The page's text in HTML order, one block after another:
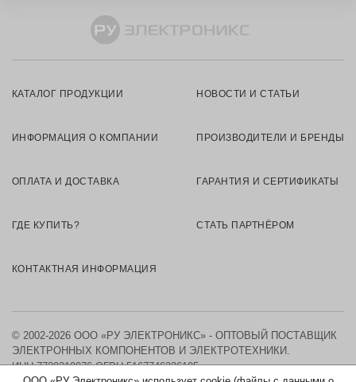
КАТАЛОГ ПРОДУКЦИИ НОВОСТИ И СТАТЬИ
ИНФОРМАЦИЯ О КОМПАНИИ ПРОИЗВОДИТЕЛИ И БРЕНДЫ
ОПЛАТА И ДОСТАВКА ГАРАНТИЯ И СЕРТИФИКАТЫ
ГДЕ КУПИТЬ? СТАТЬ ПАРТНЁРОМ
КОНТАКТНАЯ ИНФОРМАЦИЯ
© 2002-2026 ООО «РУ ЭЛЕКТРОНИКС» - ОПТОВЫЙ ПОСТАВЩИК
ЭЛЕКТРОННЫХ КОМПОНЕНТОВ И ЭЛЕКТРОТЕХНИКИ.
ИНН 7730219976 ОГРН 5167746326105